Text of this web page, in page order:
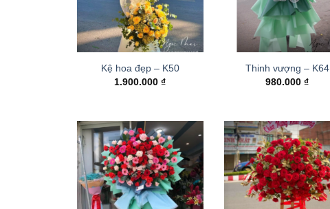
Kệ hoa đẹp – K50
1.900.000₫
Thinh vượng – K64
980.000₫